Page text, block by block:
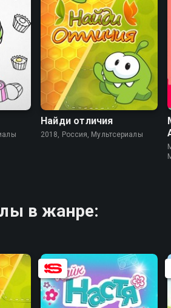
7.7
Найди отличия
2018, Россия, Мультсериалы
в жанре: